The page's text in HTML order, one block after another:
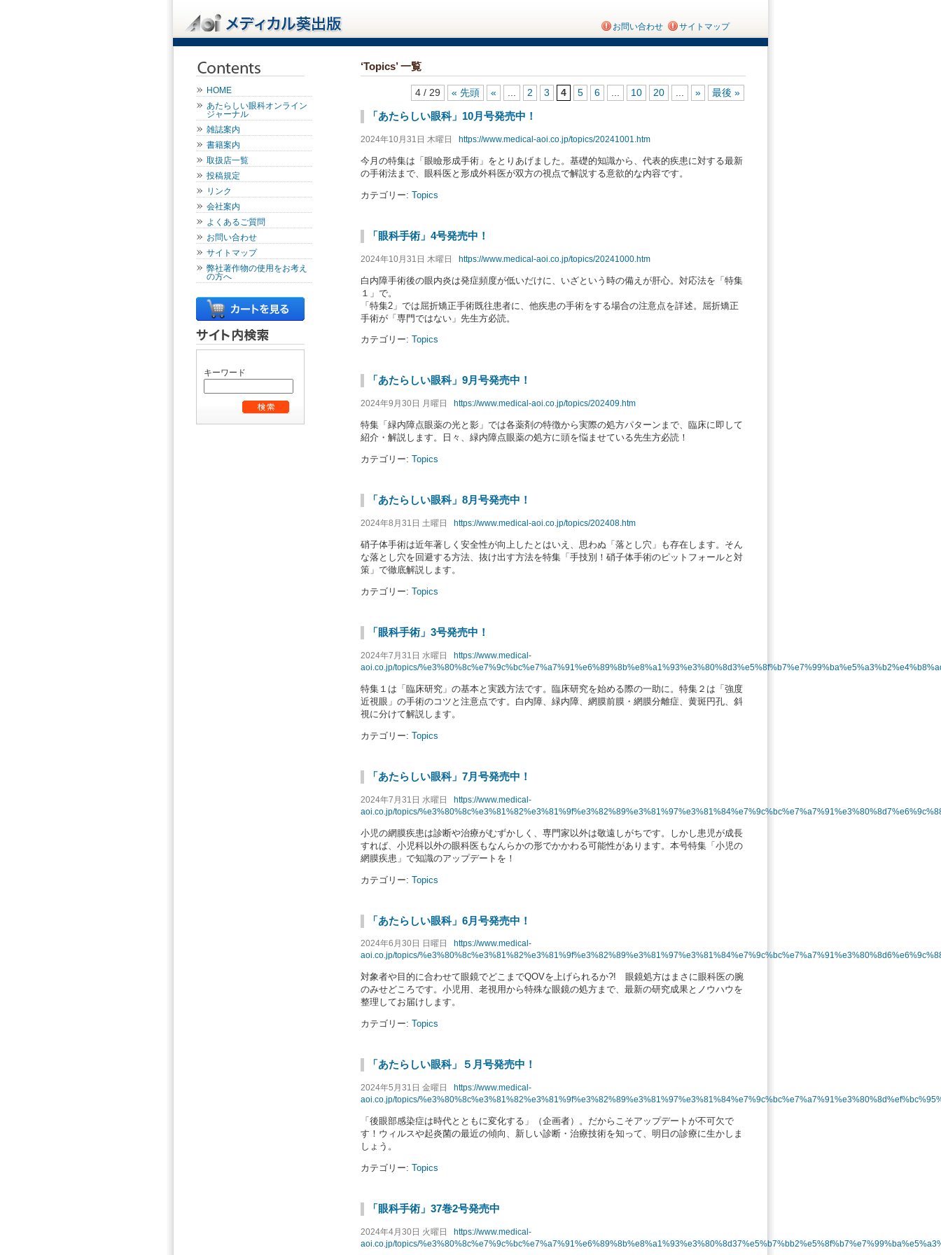
お問い合わせ サイトマップ
HOME
あたらしい眼科オンライン
ジャーナル
雑誌案内
書籍案内
取扱店一覧
投稿規定
リンク
会社案内
よくあるご質問
お問い合わせ
サイトマップ
弊社著作物の使用をお考え
の方へ
キーワード
‘Topics’ 一覧
4 / 29 « 先頭 « 2 3 4 5 6 10 20 » 最後 »
「あたらしい眼科」10月号発売中！
2024年10月31日 木曜日 https://www.medical-aoi.co.jp/topics/20241001.htm
今月の特集は「眼瞼形成手術」をとりあげました。基礎的知識から、代表的疾患に対する最新
の手術法まで、眼科医と形成外科医が双方の視点で解説する意欲的な内容です。
カテゴリー: Topics
「眼科手術」4号発売中！
2024年10月31日 木曜日 https://www.medical-aoi.co.jp/topics/20241000.htm
白内障手術後の眼内炎は発症頻度が低いだけに、いざという時の備えが肝心。対応法を「特集
１」で。
「特集2」では屈折矯正手術既往患者に、他疾患の手術をする場合の注意点を詳述。屈折矯正
手術が「専門ではない」先生方必読。
カテゴリー: Topics
「あたらしい眼科」9月号発売中！
2024年9月30日 月曜日 https://www.medical-aoi.co.jp/topics/202409.htm
特集「緑内障点眼薬の光と影」では各薬剤の特徴から実際の処方パターンまで、臨床に即して
紹介・解説します。日々、緑内障点眼薬の処方に頭を悩ませている先生方必読！
カテゴリー: Topics
「あたらしい眼科」8月号発売中！
2024年8月31日 土曜日 https://www.medical-aoi.co.jp/topics/202408.htm
硝子体手術は近年著しく安全性が向上したとはいえ、思わぬ「落とし穴」も存在します。そん
な落とし穴を回避する方法、抜け出す方法を特集「手技別！硝子体手術のピットフォールと対
策」で徹底解説します。
カテゴリー: Topics
「眼科手術」3号発売中！
2024年7月31日 水曜日
https://www.medical-
aoi.co.jp/topics/
特集１は「臨床研究」の基本と実践方法です。臨床研究を始める際の一助に。特集２は「強度
近視眼」の手術のコツと注意点です。白内障、緑内障、網膜前膜・網膜分離症、黄斑円孔、斜
視に分けて解説します。
カテゴリー: Topics
「あたらしい眼科」7月号発売中！
2024年7月31日 水曜日
https://www.medical-
aoi.co.jp/topics/
小児の網膜疾患は診断や治療がむずかしく、専門家以外は敬遠しがちです。しかし患児が成長
すれば、小児科以外の眼科医もなんらかの形でかかわる可能性があります。本号特集「小児の
網膜疾患」で知識のアップデートを！
カテゴリー: Topics
「あたらしい眼科」6月号発売中！
2024年6月30日 日曜日
https://www.medical-
aoi.co.jp/topics/
対象者や目的に合わせて眼鏡でどこまでQOVを上げられるか?! 眼鏡処方はまさに眼科医の腕
のみせどころです。小児用、老視用から特殊な眼鏡の処方まで、最新の研究成果とノウハウを
整理してお届けします。
カテゴリー: Topics
「あたらしい眼科」５月号発売中！
2024年5月31日 金曜日
https://www.medical-
aoi.co.jp/topics/
「後眼部感染症は時代とともに変化する」（企画者）。だからこそアップデートが不可欠で
す！ウィルスや起炎菌の最近の傾向、新しい診断・治療技術を知って、明日の診療に生かしま
しょう。
カテゴリー: Topics
「眼科手術」37巻2号発売中
2024年4月30日 火曜日
https://www.medical-
aoi.co.jp/topics/